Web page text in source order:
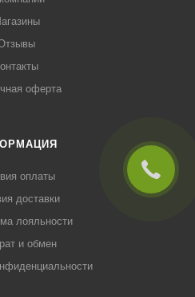
оферта
оплаты
доставки
лояльности
и обмен